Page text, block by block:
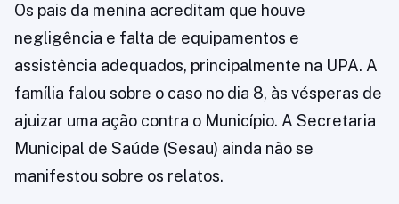
Os pais da menina acreditam que houve
negligência e falta de equipamentos e
assistência adequados, principalmente na UPA. A
família falou sobre o caso no dia 8, às vésperas de
ajuizar uma ação contra o Município. A Secretaria
Municipal de Saúde (Sesau) ainda não se
manifestou sobre os relatos.